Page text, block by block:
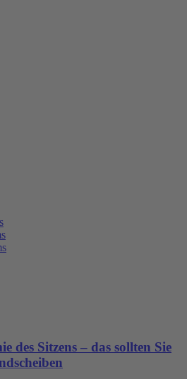
des Sitzens – das sollten Sie